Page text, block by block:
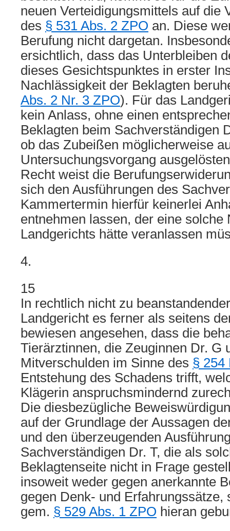
neuen Verteidigungsmittels auf die
des § 531 Abs. 2 ZPO an. Diese
Berufung nicht dargetan.
ersichtlich, dass das Unterbleiben
dieses Gesichtspunktes in erster
Nachlässigkeit der Beklagten
Abs. 2 Nr. 3 ZPO). Für das
kein Anlass, ohne einen
Beklagten beim Sachverständigen
ob das Zubeißen möglicherweise
Untersuchungsvorgang
Recht weist die
sich den Ausführungen des
Kammertermin hierfür keinerlei
entnehmen lassen, der eine solche
Landgerichts hätte veranlassen
4.
15
In rechtlich nicht zu
Landgericht es ferner als seitens
bewiesen angesehen, dass die
Tierärztinnen, die Zeuginnen Dr. G
Mitverschulden im Sinne des § 254
Entstehung des Schadens trifft,
Klägerin anspruchsmindernd
Die diesbezügliche
auf der Grundlage der Aussagen
und den überzeugenden
Sachverständigen Dr. T, die als
Beklagtenseite nicht in Frage
insoweit weder gegen anerkannte
gegen Denk- und Erfahrungssätze,
gem. § 529 Abs. 1 ZPO hieran